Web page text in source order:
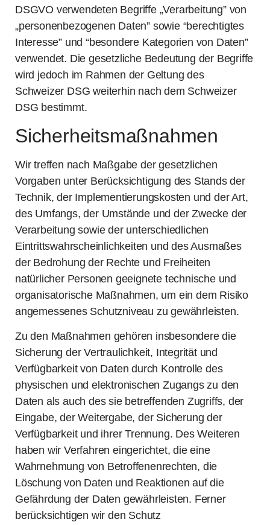
DSGVO verwendeten Begriffe „Verarbeitung” von
„personenbezogenen Daten” sowie “berechtigtes
Interesse” und “besondere Kategorien von Daten”
verwendet. Die gesetzliche Bedeutung der Begriffe
wird jedoch im Rahmen der Geltung des
Schweizer DSG weiterhin nach dem Schweizer
DSG bestimmt.
Sicherheitsmaßnahmen
Wir treffen nach Maßgabe der gesetzlichen
Vorgaben unter Berücksichtigung des Stands der
Technik, der Implementierungskosten und der Art,
des Umfangs, der Umstände und der Zwecke der
Verarbeitung sowie der unterschiedlichen
Eintrittswahrscheinlichkeiten und des Ausmaßes
der Bedrohung der Rechte und Freiheiten
natürlicher Personen geeignete technische und
organisatorische Maßnahmen, um ein dem Risiko
angemessenes Schutzniveau zu gewährleisten.
Zu den Maßnahmen gehören insbesondere die
Sicherung der Vertraulichkeit, Integrität und
Verfügbarkeit von Daten durch Kontrolle des
physischen und elektronischen Zugangs zu den
Daten als auch des sie betreffenden Zugriffs, der
Eingabe, der Weitergabe, der Sicherung der
Verfügbarkeit und ihrer Trennung. Des Weiteren
haben wir Verfahren eingerichtet, die eine
Wahrnehmung von Betroffenenrechten, die
Löschung von Daten und Reaktionen auf die
Gefährdung der Daten gewährleisten. Ferner
berücksichtigen wir den Schutz